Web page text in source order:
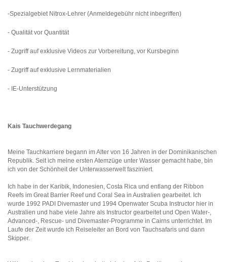
-Spezialgebiet Nitrox-Lehrer (Anmeldegebühr nicht inbegriffen)
- Qualität vor Quantität
- Zugriff auf exklusive Videos zur Vorbereitung, vor Kursbeginn
- Zugriff auf exklusive Lernmaterialien
- IE-Unterstützung
Kais Tauchwerdegang
Meine Tauchkarriere begann im Alter von 16 Jahren in der Dominikanischen
Republik. Seit ich meine ersten Atemzüge unter Wasser gemacht habe, bin
ich von der Schönheit der Unterwasserwelt fasziniert.
Ich habe in der Karibik, Indonesien, Costa Rica und entlang der Ribbon
Reefs im Great Barrier Reef und Coral Sea in Australien gearbeitet. Ich
wurde 1992 PADI Divemaster und 1994 Openwater Scuba Instructor hier in
Australien und habe viele Jahre als Instructor gearbeitet und Open Water-,
Advanced-, Rescue- und Divemaster-Programme in Cairns unterrichtet. Im
Laufe der Zeit wurde ich Reiseleiter an Bord von Tauchsafaris und dann
Skipper.